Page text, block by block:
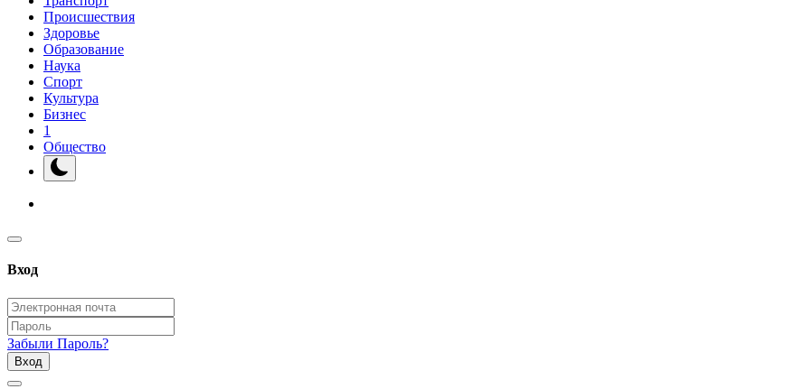
Происшествия
Здоровье
Образование
Наука
Спорт
Культура
Бизнес
1
Общество
Вход
Забыли Пароль?
Вход